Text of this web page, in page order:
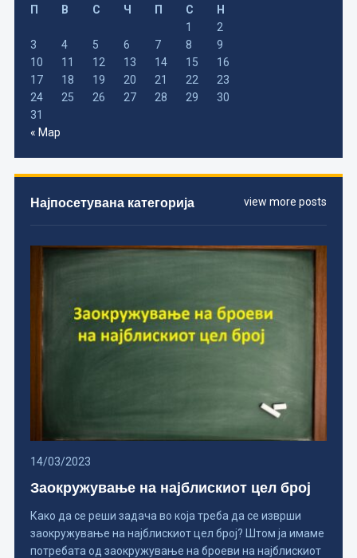
П
В С Ч П С
Н
1
2
3
4 5 6 7 8
9
10
11 12 13 14 15
16
17
18 19 20 21 22
23
24
25 26 27 28 29
30
31
« Мар
view more posts
Најпосетувана категорија
14/03/2023
Заокружување на најблискиот цел број
Како да се реши задача во која треба да се изврши
заокружување на најблискиот цел број? Штом ја имаме
потребата од заокружување на броеви на најблискиот